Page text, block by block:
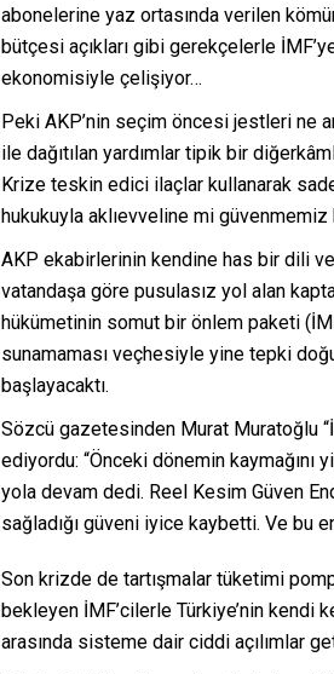
abonelerine yaz ortasında verilen
bütçesi açıkları gibi gerekçelerle
ekonomisiyle çelişiyor…
Peki AKP’nin seçim öncesi jestleri ne
ile dağıtılan yardımlar tipik bir
Krize teskin edici ilaçlar kullanarak
hukukuyla aklıevveline mi
AKP ekabirlerinin kendine has bir dili
vatandaşa göre pusulasız yol alan
hükümetinin somut bir önlem paketi
sunamaması veçhesiyle yine tepki
başlayacaktı.
Sözcü gazetesinden Murat Muratoğlu
ediyordu: “Önceki dönemin
yola devam dedi. Reel Kesim Güven
sağladığı güveni iyice kaybetti. Ve bu
Son krizde de tartışmalar tüketimi
bekleyen İMF’cilerle Türkiye’nin kendi
arasında sisteme dair ciddi açılımlar